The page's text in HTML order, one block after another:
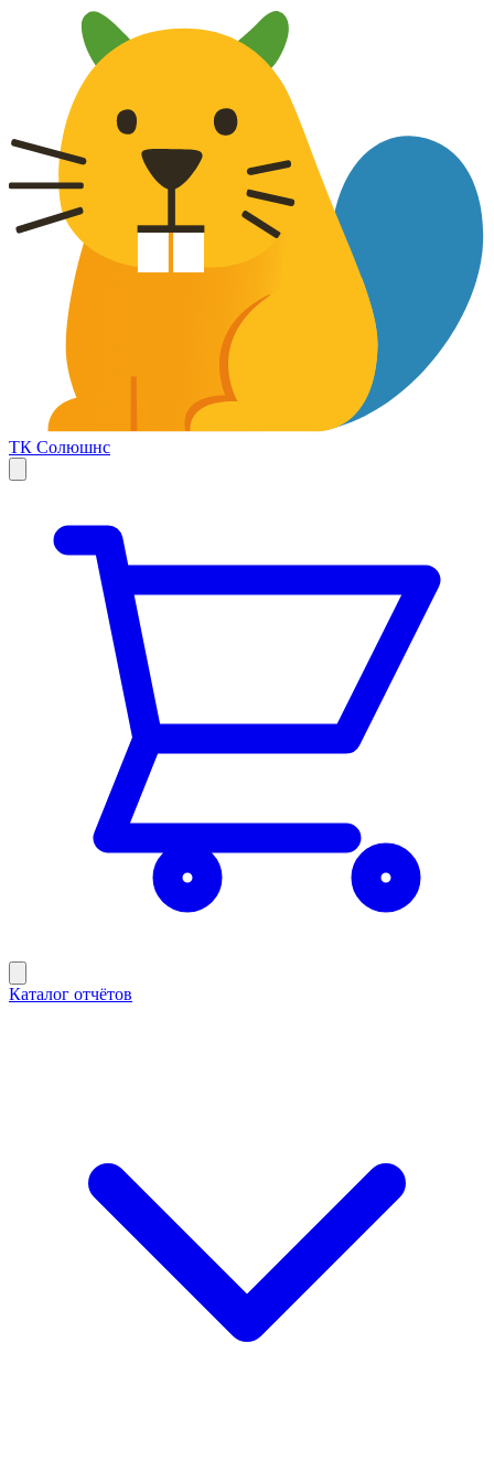
ТК Солюшнс
Каталог отчётов